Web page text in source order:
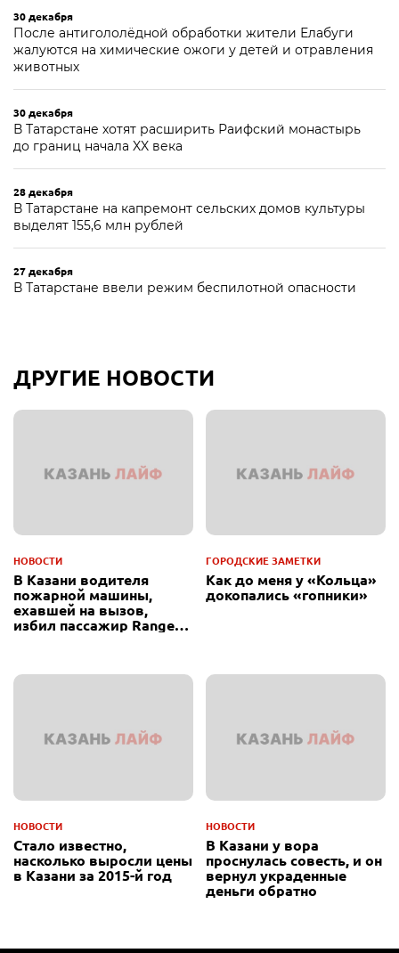
30 декабря
После антигололёдной обработки жители Елабуги
жалуются на химические ожоги у детей и отравления
животных
30 декабря
В Татарстане хотят расширить Раифский монастырь
до границ начала XX века
28 декабря
В Татарстане на капремонт сельских домов культуры
выделят 155,6 млн рублей
27 декабря
В Татарстане ввели режим беспилотной опасности
ДРУГИЕ НОВОСТИ
НОВОСТИ
В Казани водителя
пожарной машины,
ехавшей на вызов,
избил пассажир Range
ГОРОДСКИЕ ЗАМЕТКИ
Как до меня у «Кольца»
докопались «гопники»
НОВОСТИ
Стало известно,
насколько выросли цены
в Казани за 2015-й год
НОВОСТИ
В Казани у вора
проснулась совесть, и он
вернул украденные
деньги обратно